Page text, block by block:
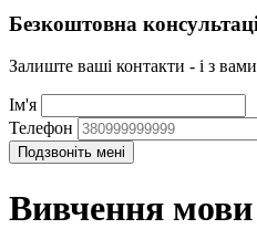
Безкоштовна
Залиште ваші контакти - і з
Ім'я
Телефон
Вивчення мови